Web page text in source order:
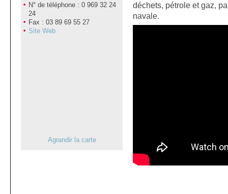
N° de téléphone : 0 969 32 24
24
Fax : 03 89 69 55 27
Site Web
Agrandir la carte
déchets, pétrole et gaz,
navale.